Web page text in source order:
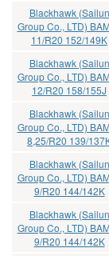
Blackhawk (Sailun
Group Co., LTD)
11/R20 152/149K
Blackhawk (Sailun
Group Co., LTD)
12/R20 158/155J
Blackhawk (Sailun
Group Co., LTD)
8,25/R20 139/
Blackhawk (Sailun
Group Co., LTD)
9/R20 144/142K
Blackhawk (Sailun
Group Co., LTD)
9/R20 144/142K